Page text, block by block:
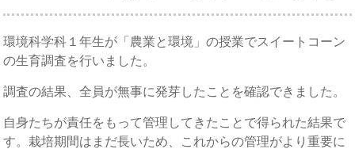
環境科学科１年生が「農業と環境」の授業でスイートコーン
の生育調査を行いました。
調査の結果、全員が無事に発芽したことを確認できました。
自身たちが責任をもって管理してきたことで得られた結果で
す。栽培期間はまだ長いため、これからの管理がより重要に